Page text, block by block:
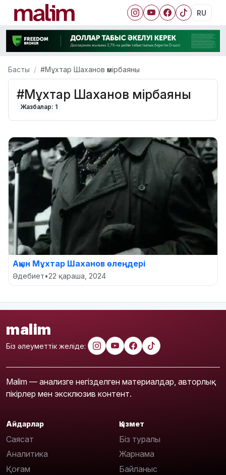
RU
Басты #Мұхтар Шаханов өмірбаяны
#Мұхтар Шаханов өмірбаяны
Жазбалар: 1
Ақын Мұхтар Шаханов өлеңдері
Әдебиет•22 қараша, 2024
malim
Біз әлеуметтік желіде:
Malim — анализге негізделген материалдар, авторлық
пікірлер мен эксклюзив контент.
Айдарлар
Саясат
Аналитика
Қоғам
Қызмет
Біз туралы
Жарнама
Байланыс